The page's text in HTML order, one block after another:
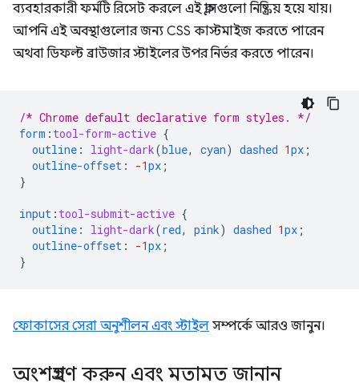
ব্যবহারকারী ফর্মটি রিসেট করলে এই ক্লাসগুলো নিষ্ক্রিয় হয়ে যায়।
আপনি এই অবস্থাগুলোর জন্য CSS কাস্টমাইজ করতে পারেন
অথবা ডিফল্ট ব্রাউজার স্টাইলের উপর নির্ভর করতে পারেন।
/* Chrome default declarative form styles. */
form : tool-form-active {
outline : light-dark(blue, cyan) dashed 1px ;
outline-offset : -1px ;
}
input : tool-submit-active {
outline : light-dark(red, pink) dashed 1px ;
outline-offset : -1px ;
}
ফোকাসের সেরা অনুশীলন এবং স্টাইল সম্পর্কে আরও জানুন।
অংশগ্রহণ করুন এবং মতামত জানান